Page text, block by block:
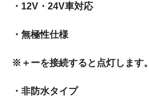
・12V・24V車対応
・無極性仕様
※＋ーを接続すると点灯します。
・非防水タイプ